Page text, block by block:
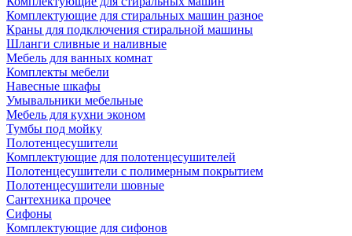
Комплектующие для стиральных машин разное
Краны для подключения стиральной машины
Шланги сливные и наливные
Мебель для ванных комнат
Комплекты мебели
Навесные шкафы
Умывальники мебельные
Мебель для кухни эконом
Тумбы под мойку
Полотенцесушители
Комплектующие для полотенцесушителей
Полотенцесушители с полимерным покрытием
Полотенцесушители шовные
Сантехника прочее
Сифоны
Комплектующие для сифонов